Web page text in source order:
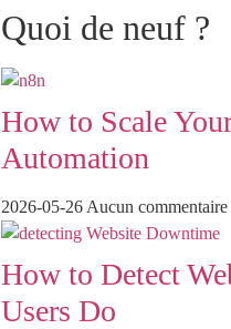
Quoi de neuf ?
How to Scale
Automation
2026-05-26 Aucun commentaire
How to Detect
Users Do